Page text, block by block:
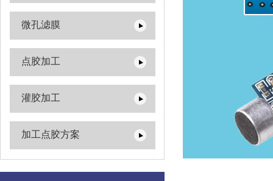
微孔滤膜
点胶加工
灌胶加工
加工点胶方案